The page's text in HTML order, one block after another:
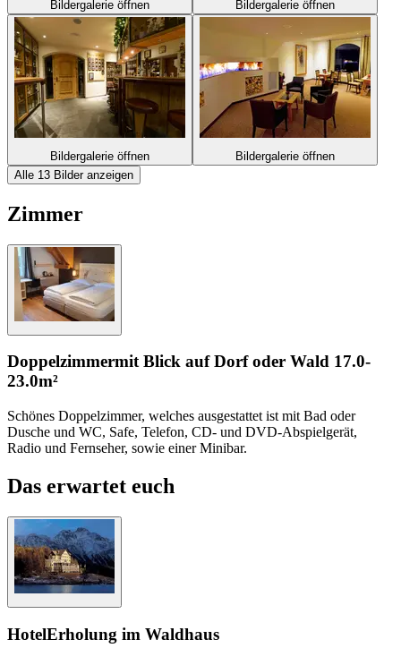
Bildergalerie öffnen Bildergalerie öffnen
Bildergalerie öffnen
Bildergalerie öffnen
Alle 13 Bilder anzeigen
Zimmer
Doppelzimmermit Blick auf Dorf oder Wald 17.0-
23.0m²
Schönes Doppelzimmer, welches ausgestattet ist mit Bad oder
Dusche und WC, Safe, Telefon, CD- und DVD-Abspielgerät,
Radio und Fernseher, sowie einer Minibar.
Das erwartet euch
HotelErholung im Waldhaus